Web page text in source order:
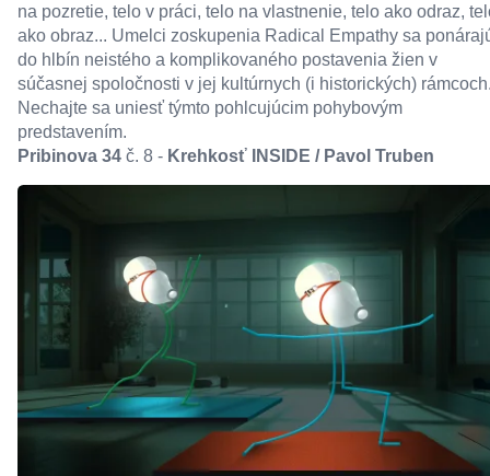
na pozretie, telo v práci, telo na vlastnenie, telo ako odraz,
ako obraz... Umelci zoskupenia Radical Empathy sa
do hlbín neistého a komplikovaného postavenia žien v
súčasnej spoločnosti v jej kultúrnych (i historických)
Nechajte sa uniesť týmto pohlcujúcim pohybovým
predstavením.
Pribinova 34 č. 8 - Krehkosť INSIDE / Pavol Truben